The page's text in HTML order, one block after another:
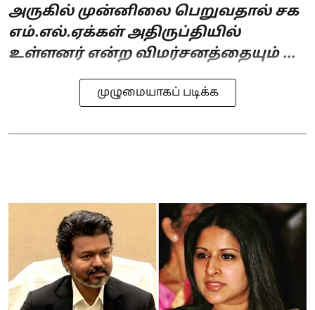
அருகில் முன்னிலை பெறுவதால் சக
எம்.எல்.ஏக்கள் அதிருப்தியில்
உள்ளனர் என்ற விமர்சனத்தையும் ...
முழுமையாகப் படிக்க